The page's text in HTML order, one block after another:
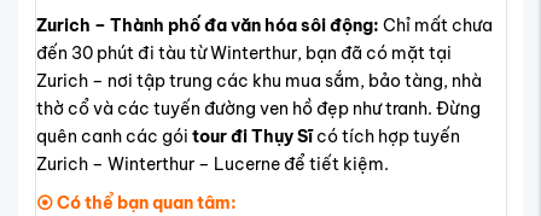
Zurich – Thành phố đa văn hóa sôi động: Chỉ mất chưa
đến 30 phút đi tàu từ Winterthur, bạn đã có mặt tại
Zurich – nơi tập trung các khu mua sắm, bảo tàng, nhà
thờ cổ và các tuyến đường ven hồ đẹp như tranh. Đừng
quên canh các gói tour đi Thụy Sĩcó tích hợp tuyến
Zurich – Winterthur – Lucerne để tiết kiệm.
⦿ Có thể bạn quan tâm: